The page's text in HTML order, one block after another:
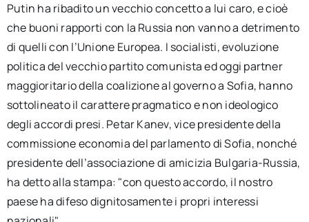
Putin ha ribadito un vecchio concetto a lui caro, e cioè
che buoni rapporti con la Russia non vanno a detrimento
di quelli con l’Unione Europea. I socialisti, evoluzione
politica del vecchio partito comunista ed oggi partner
maggioritario della coalizione al governo a Sofia, hanno
sottolineato il carattere pragmatico e non ideologico
degli accordi presi. Petar Kanev, vice presidente della
commissione economia del parlamento di Sofia, nonché
presidente dell’associazione di amicizia Bulgaria-Russia,
ha detto alla stampa: "con questo accordo, il nostro
paese ha difeso dignitosamente i propri interessi